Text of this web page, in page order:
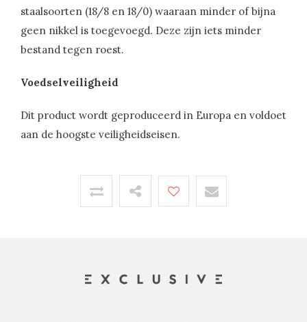
staalsoorten (18/8 en 18/0) waaraan minder of bijna
geen nikkel is toegevoegd. Deze zijn iets minder
bestand tegen roest.
Voedselveiligheid
Dit product wordt geproduceerd in Europa en voldoet
aan de hoogste veiligheidseisen.